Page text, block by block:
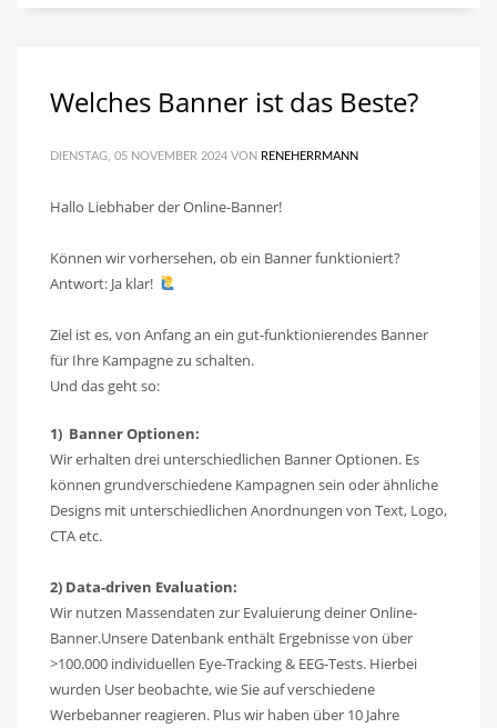
Welches Banner ist das Beste?
DIENSTAG, 05 NOVEMBER 2024 VON RENEHERRMANN
Hallo Liebhaber der Online-Banner!
Können wir vorhersehen, ob ein Banner funktioniert?
Antwort: Ja klar!
Ziel ist es, von Anfang an ein gut-funktionierendes Banner
für Ihre Kampagne zu schalten.
Und das geht so:
1) Banner Optionen:
Wir erhalten drei unterschiedlichen Banner Optionen. Es
können grundverschiedene Kampagnen sein oder ähnliche
Designs mit unterschiedlichen Anordnungen von Text, Logo,
CTA etc.
2) Data-driven Evaluation:
Wir nutzen Massendaten zur Evaluierung deiner Online-
Banner.Unsere Datenbank enthält Ergebnisse von über
>100.000 individuellen Eye-Tracking & EEG-Tests. Hierbei
wurden User beobachte, wie Sie auf verschiedene
Werbebanner reagieren. Plus wir haben über 10 Jahre